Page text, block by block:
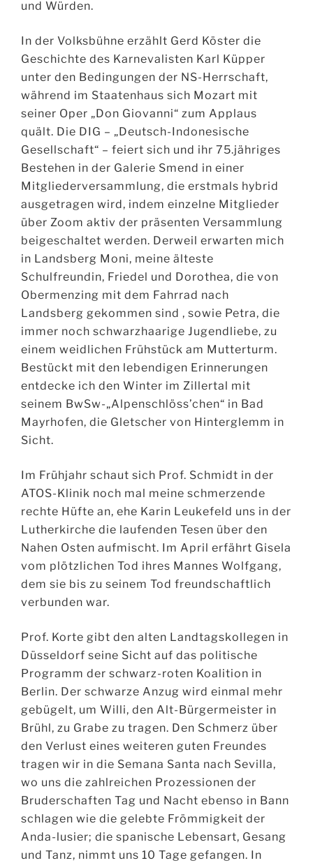
und Würden.
In der Volksbühne erzählt Gerd Köster die
Geschichte des Karnevalisten Karl Küpper
unter den Bedingungen der NS-Herrschaft,
während im Staatenhaus sich Mozart mit
seiner Oper „Don Giovanni“ zum Applaus
quält. Die DIG – „Deutsch-Indonesische
Gesellschaft“ – feiert sich und ihr 75.jähriges
Bestehen in der Galerie Smend in einer
Mitgliederversammlung, die erstmals hybrid
ausgetragen wird, indem einzelne Mitglieder
über Zoom aktiv der präsenten Versammlung
beigeschaltet werden. Derweil erwarten mich
in Landsberg Moni, meine älteste
Schulfreundin, Friedel und Dorothea, die von
Obermenzing mit dem Fahrrad nach
Landsberg gekommen sind , sowie Petra, die
immer noch schwarzhaarige Jugendliebe, zu
einem weidlichen Frühstück am Mutterturm.
Bestückt mit den lebendigen Erinnerungen
entdecke ich den Winter im Zillertal mit
seinem BwSw-„Alpenschlöss’chen“ in Bad
Mayrhofen, die Gletscher von Hinterglemm in
Sicht.
Im Frühjahr schaut sich Prof. Schmidt in der
ATOS-Klinik noch mal meine schmerzende
rechte Hüfte an, ehe Karin Leukefeld uns in der
Lutherkirche die laufenden Tesen über den
Nahen Osten aufmischt. Im April erfährt Gisela
vom plötzlichen Tod ihres Mannes Wolfgang,
dem sie bis zu seinem Tod freundschaftlich
verbunden war.
Prof. Korte gibt den alten Landtagskollegen in
Düsseldorf seine Sicht auf das politische
Programm der schwarz-roten Koalition in
Berlin. Der schwarze Anzug wird einmal mehr
gebügelt, um Willi, den Alt-Bürgermeister in
Brühl, zu Grabe zu tragen. Den Schmerz über
den Verlust eines weiteren guten Freundes
tragen wir in die Semana Santa nach Sevilla,
wo uns die zahlreichen Prozessionen der
Bruderschaften Tag und Nacht ebenso in Bann
schlagen wie die gelebte Frömmigkeit der
Anda-lusier; die spanische Lebensart, Gesang
und Tanz, nimmt uns 10 Tage gefangen. In